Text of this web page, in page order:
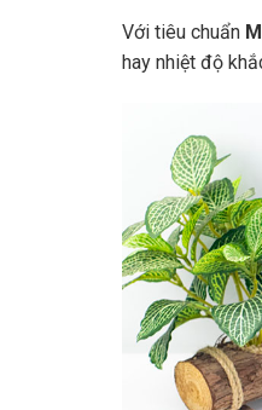
Với tiêu chuẩn
hay nhiệt độ